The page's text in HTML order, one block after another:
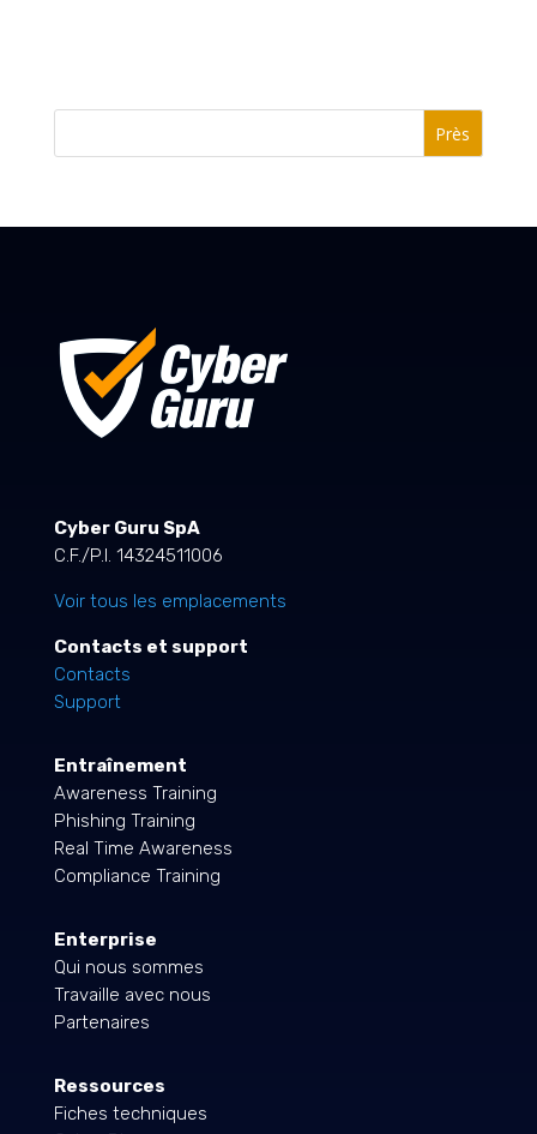
Près
Cyber Guru SpA
C.F./P.I. 14324511006
Voir tous les emplacements
Contacts et support
Contacts
Support
Entraînement
Awareness Training
Phishing Training
Real Time Awareness
Compliance Training
Enterprise
Qui nous sommes
Travaille avec nous
Partenaires
Ressources
Fiches techniques